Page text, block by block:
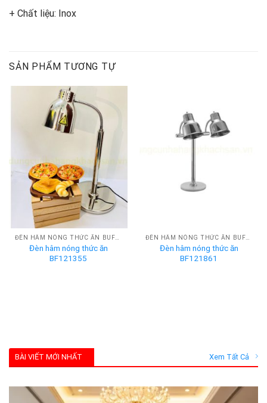
+ Chất liệu: Inox
SẢN PHẨM TƯƠNG TỰ
ĐÈN HÂM NÓNG THỨC ĂN BUFFET
Đèn hâm nóng thức ăn
BF121355
ĐÈN HÂM NÓNG THỨC ĂN BUFFET
Đèn hâm nóng thức ăn
BF121861
BÀI VIẾT MỚI NHẤT Xem Tất Cả